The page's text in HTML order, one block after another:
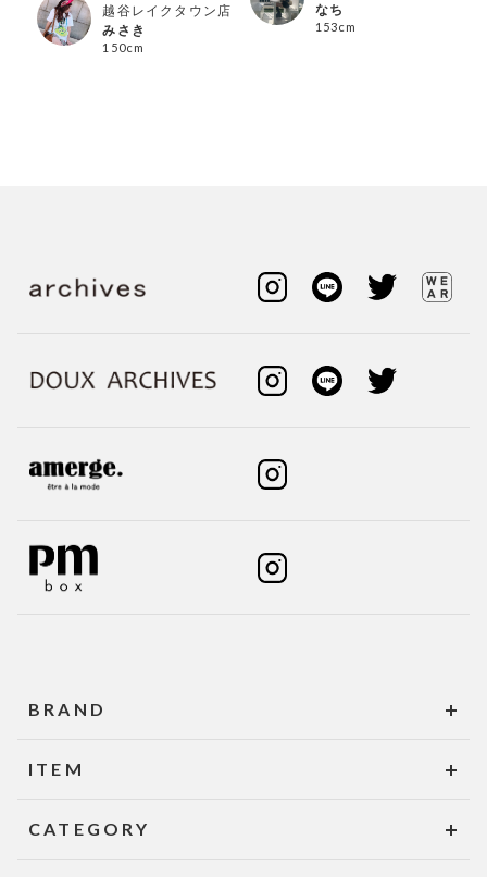
越谷レイクタウン店
みさき
150cm
なち
153cm
BRAND
ITEM
CATEGORY